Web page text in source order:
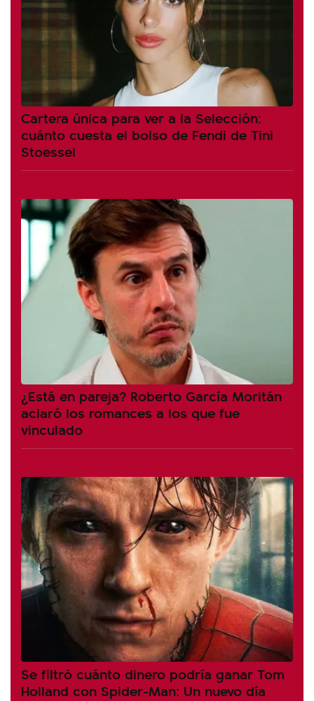
Cartera única para ver a la Selección:
cuánto cuesta el bolso de Fendi de Tini
Stoessel
¿Está en pareja? Roberto García Moritán
aclaró los romances a los que fue
vinculado
Se filtró cuánto dinero podría ganar Tom
Holland con Spider-Man: Un nuevo día